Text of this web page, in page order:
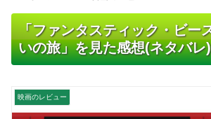
「ファンタスティック・ビー
いの旅」を見た感想(ネタバレ)
映画のレビュー